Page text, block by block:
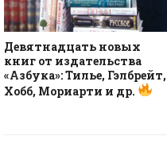
Девятнадцать новых
книг от издательства
«Азбука»: Тилье, Гэлбрейт,
Хобб, Мориарти и др.